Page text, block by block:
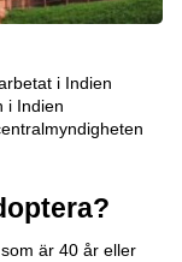
i Indien
i Indien
är 40 år eller